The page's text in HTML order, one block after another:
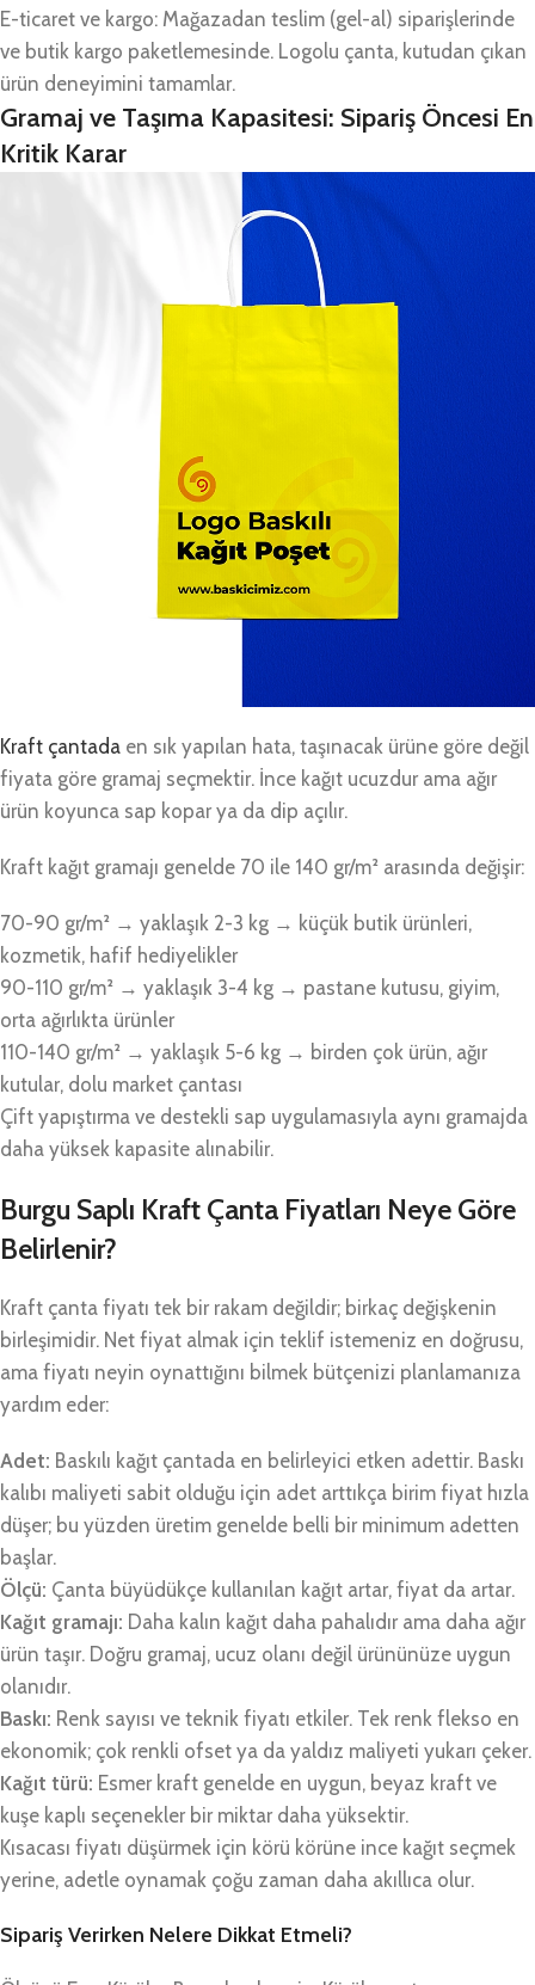
E-ticaret ve kargo: Mağazadan teslim (gel-al) siparişlerinde
ve butik kargo paketlemesinde. Logolu çanta, kutudan çıkan
ürün deneyimini tamamlar.
Gramaj ve Taşıma Kapasitesi: Sipariş Öncesi En
Kritik Karar
Kraft çantada en sık yapılan hata, taşınacak ürüne göre değil
fiyata göre gramaj seçmektir. İnce kağıt ucuzdur ama ağır
ürün koyunca sap kopar ya da dip açılır.
Kraft kağıt gramajı genelde 70 ile 140 gr/m² arasında değişir:
70-90 gr/m² → yaklaşık 2-3 kg → küçük butik ürünleri,
kozmetik, hafif hediyelikler
90-110 gr/m² → yaklaşık 3-4 kg → pastane kutusu, giyim,
orta ağırlıkta ürünler
110-140 gr/m² → yaklaşık 5-6 kg → birden çok ürün, ağır
kutular, dolu market çantası
Çift yapıştırma ve destekli sap uygulamasıyla aynı gramajda
daha yüksek kapasite alınabilir.
Burgu Saplı Kraft Çanta Fiyatları Neye Göre
Belirlenir?
Kraft çanta fiyatı tek bir rakam değildir; birkaç değişkenin
birleşimidir. Net fiyat almak için teklif istemeniz en doğrusu,
ama fiyatı neyin oynattığını bilmek bütçenizi planlamanıza
yardım eder:
Adet: Baskılı kağıt çantada en belirleyici etken adettir. Baskı
kalıbı maliyeti sabit olduğu için adet arttıkça birim fiyat hızla
düşer; bu yüzden üretim genelde belli bir minimum adetten
başlar.
Ölçü: Çanta büyüdükçe kullanılan kağıt artar, fiyat da artar.
Kağıt gramajı: Daha kalın kağıt daha pahalıdır ama daha ağır
ürün taşır. Doğru gramaj, ucuz olanı değil ürününüze uygun
olanıdır.
Baskı: Renk sayısı ve teknik fiyatı etkiler. Tek renk flekso en
ekonomik; çok renkli ofset ya da yaldız maliyeti yukarı çeker.
Kağıt türü: Esmer kraft genelde en uygun, beyaz kraft ve
kuşe kaplı seçenekler bir miktar daha yüksektir.
Kısacası fiyatı düşürmek için körü körüne ince kağıt seçmek
yerine, adetle oynamak çoğu zaman daha akıllıca olur.
Sipariş Verirken Nelere Dikkat Etmeli?